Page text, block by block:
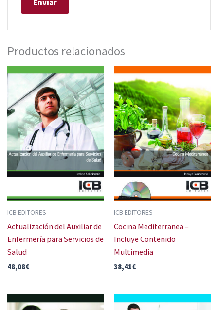
Productos relacionados
ICB EDITORES
Actualización del Auxiliar de
Enfermería para Servicios de
Salud
48,08€
ICB EDITORES
Cocina Mediterranea –
Incluye Contenido
Multimedia
38,41€